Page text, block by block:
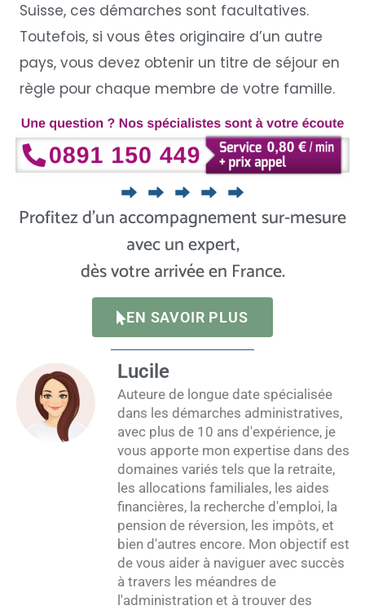
Suisse, ces démarches sont facultatives.
Toutefois, si vous êtes originaire d’un autre
pays, vous devez obtenir un titre de séjour en
règle pour chaque membre de votre famille.
Profitez d’un accompagnement sur-mesure
avec un expert,
dès votre arrivée en France.
EN SAVOIR PLUS
Lucile
Auteure de longue date spécialisée
dans les démarches administratives,
avec plus de 10 ans d'expérience, je
vous apporte mon expertise dans des
domaines variés tels que la retraite,
les allocations familiales, les aides
financières, la recherche d'emploi, la
pension de réversion, les impôts, et
bien d'autres encore. Mon objectif est
de vous aider à naviguer avec succès
à travers les méandres de
l'administration et à trouver des